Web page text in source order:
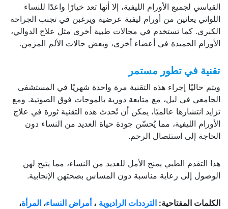
القياسي لجميع الأورام الليفية، إلا أنها تعد خيارًا واعدًا للنساء
اللواتي يعانين من أورام ليفية عرضية ويرغبن في تجنب الجراحة
الكبرى. كما تستخدم في مجالات طبية أخرى مثل علاج الدوالي،
الأورام الحميدة في أعضاء أخرى، وبعض حالات الألم المزمن.
تقنية في تطور مستمر
ويتم حاليًا إجراء هذه التقنية مرة واحدة شهريًا في المستشفى
الجامعي في ليل، مع متابعة دورية بالموجات فوق الصوتية. ومع
تزايد انتشارها عالميًا، يمكن أن تُحدث هذه التقنية ثورة في علاج
الأورام الليفية، مما يُحسّن جودة حياة العديد من النساء دون
الحاجة إلى استئصال الرحم.
هذا التقدم الطبي يمنح الأمل للعديد من النساء، مما يتيح لهن
الوصول إلى رعاية مناسبة دون المساس بصحتهن الإنجابية.
الكلمات المفتاحية: الترددات الراديوية ،أمراض النساء، المرأة،